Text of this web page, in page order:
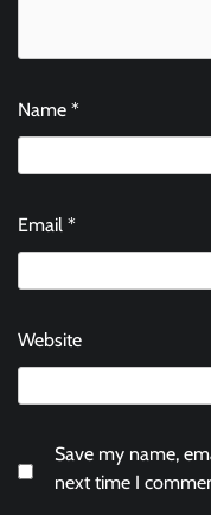
Name *
Email *
Website
Save my name,
next time I